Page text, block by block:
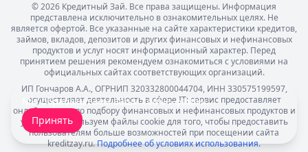
©2026 Кредитный Зай. Все права защищены. Информация
представлена исключительно в ознакомительных целях. Не
является офертой. Все указанные на сайте характеристики кредитов,
займов, вкладов, депозитов и других финансовых и нефинансовых
продуктов и услуг носят информационный характер. Перед
принятием решения рекомендуем ознакомиться с условиями на
официальных сайтах соответствующих организаций.
ИП Гончаров А.А., ОГРНИП 320332800044704, ИНН 330575199597,
осуществляет деятельность в сфере IT: сервис предоставляет
онлайн-услуги по подбору финансовых и нефинансовых продуктов и
услуг. Мы используем файлы cookie для того, чтобы предоставить
пользователям больше возможностей при посещении сайта
kreditzay.ru.Подробнее об условиях использования.
Мы обрабатываем ваши cookie-файлы.
Принять